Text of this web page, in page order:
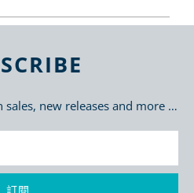
sales, new releases and more …